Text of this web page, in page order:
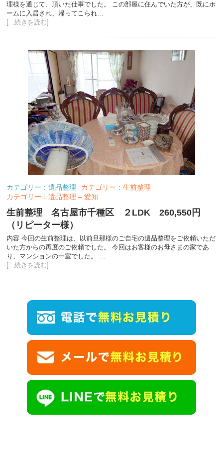
理様を通じて、頂いた仕事でした。 この部屋に住んでいた方が、既にホ
ームに入居され、帰ってこられ…
[...続きを読む]
カテゴリー：遺品整理
カテゴリー：生前整理
カテゴリー：遺品整理 – 愛知
生前整理 名古屋市千種区 ２LDK 260,550円
（リピーター様）
内容 今回の生前整理は、以前旦那様のご自宅の遺品整理をご依頼いただ
いた方からの再度のご依頼でした。 今回はお客様のお母さまの家であ
り、マンションの一室でした。 …
[...続きを読む]